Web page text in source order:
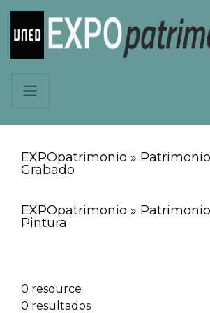
EXPOpatrimonio »
Grabado
EXPOpatrimonio »
Pintura
0 resource
0 resultados